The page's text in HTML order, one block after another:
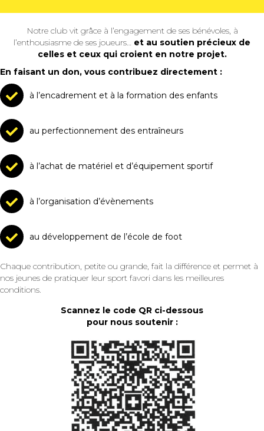
Notre club vit grâce à l’engagement de ses bénévoles, à
l’enthousiasme de ses joueurs… et au soutien précieux de
celles et ceux qui croient en notre projet.
En faisant un don, vous contribuez directement :
à l’encadrement et à la formation des enfants
au perfectionnement des entraîneurs
à l’achat de matériel et d’équipement sportif
à l’organisation d’évènements
au développement de l’école de foot
Chaque contribution, petite ou grande, fait la différence et permet à
nos jeunes de pratiquer leur sport favori dans les meilleures
conditions.
Scannez le code QR ci-dessous
pour nous soutenir :